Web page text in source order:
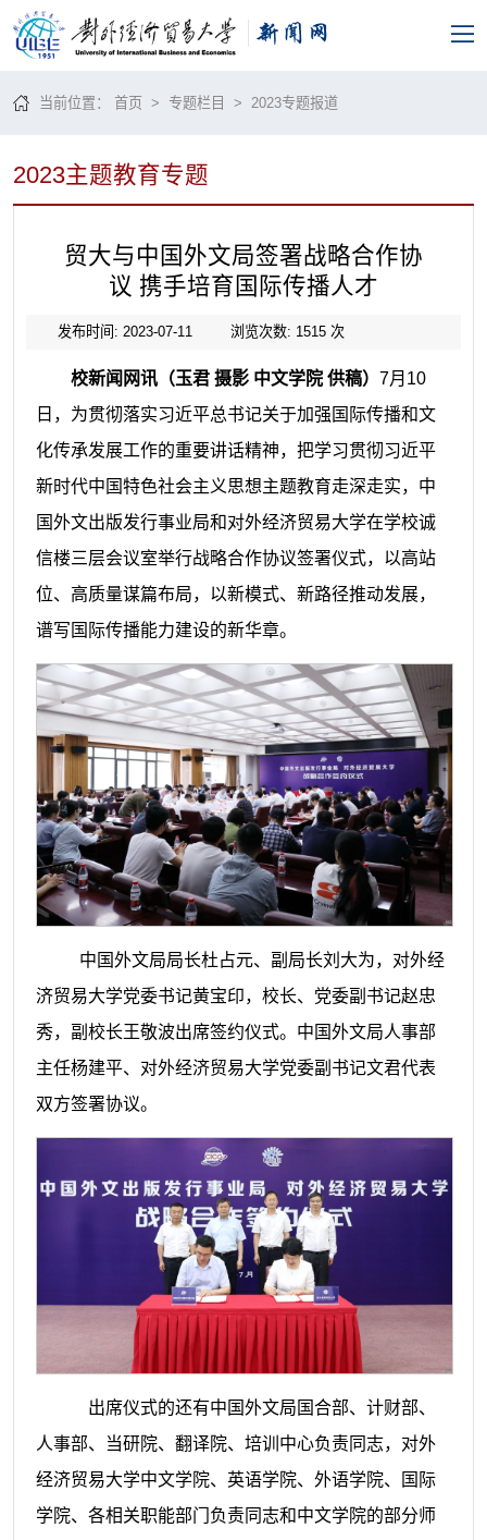
当前位置：首页 >专题栏目 > 2023专题报道
2023主题教育专题
贸大与中国外文局签署战略合作协
议 携手培育国际传播人才
发布时间: 2023-07-11 浏览次数: 1515次
校新闻网讯（玉君 摄影 中文学院 供稿） 7月10
日， 为贯彻落实习近平总书记关于加强国际传播和文
化传承发展工作的重要讲话精神，把学习贯彻习近平
新时代中国特色社会主义思想主题教育走深走实，中
国外文出版发行事业局和对外经济贸易大学在学校诚
信楼三层会议室举行战略合作协议签署仪式，以高站
位、高质量谋篇布局，以新模式、新路径推动发展，
谱写国际传播能力建设的新华章。
中国外文局局长杜占元、副局长刘大为，对外经
济贸易大学党委书记黄宝印，校长、党委副书记赵忠
秀，副校长王敬波出席签约仪式。中国外文局人事部
主任杨建平、对外经济贸易大学党委副书记文君代表
双方签署协议。
出席仪式的还有中国外文局国合部、计财部、
人事部、当研院、翻译院、培训中心负责同志，对外
经济贸易大学中文学院、英语学院、外语学院、国际
学院、各相关职能部门负责同志和中文学院的部分师